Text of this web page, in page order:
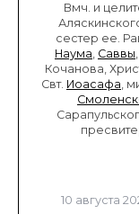
Вмч. и
сестер ее.
Наума, Саввы,
Кочанова,
Свт. Иоасафа,
10 августа